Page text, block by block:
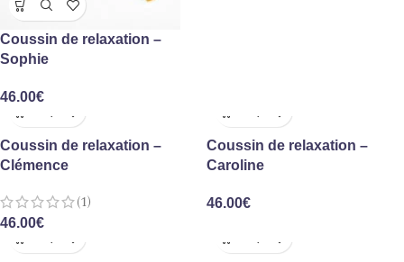
Coussin de relaxation –
Sophie
46.00€
Coussin de relaxation –
Clémence
(1)
46.00€
Coussin de relaxation –
Caroline
46.00€